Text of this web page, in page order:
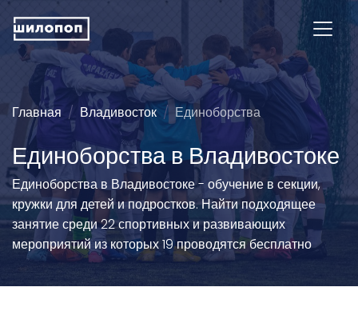
Главная Владивосток Единоборства
Единоборства в Владивостоке
Единоборства в Владивостоке - обучение в секции,
кружки для детей и подростков. Найти подходящее
занятие среди 22 спортивных и развивающих
мероприятий из которых 19 проводятся бесплатно